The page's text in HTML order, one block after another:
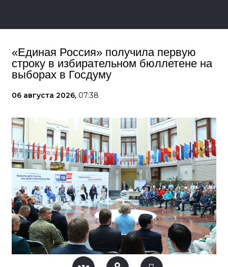
«Единая Россия» получила первую
строку в избирательном бюллетене на
выборах в Госдуму
06 августа 2026, 07:38